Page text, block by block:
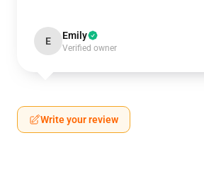
E Emily
Verified owner
Write your review